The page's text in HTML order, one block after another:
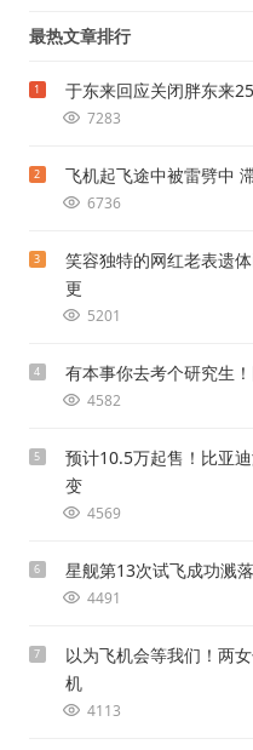
最热文章排行
1 于东来回应关闭胖东来
7283
2 飞机起飞途中被雷劈中
6736
3
笑容独特的网红老表遗
更
5201
4 有本事你去考个研究生
4582
5
预计10.5万起售！比亚
变
4569
6 星舰第13次试飞成功溅
4491
7
以为飞机会等我们！两
机
4113